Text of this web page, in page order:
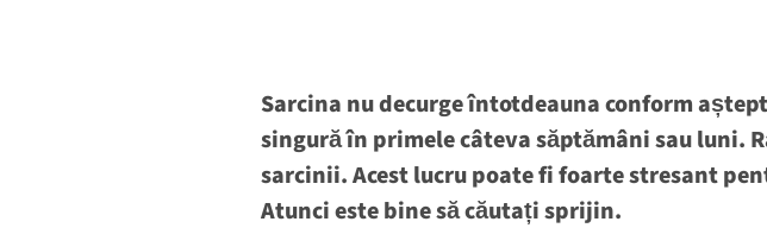
Sarcina nu decurge întotdeauna conform
singură în primele câteva săptămâni sau luni.
sarcinii. Acest lucru poate fi foarte stresant
Atunci este bine să căutați sprijin.